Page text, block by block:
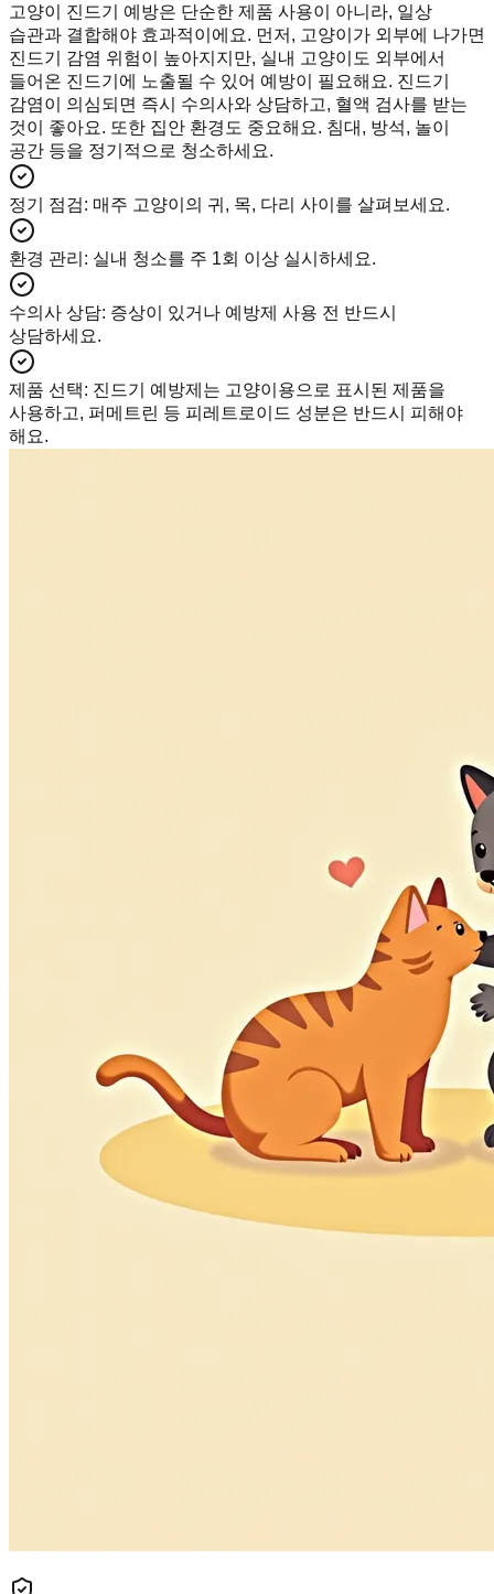
고양이 진드기 예방은 단순한 제품 사용이 아니라, 일상
습관과 결합해야 효과적이에요. 먼저, 고양이가 외부에 나가면
진드기 감염 위험이 높아지지만, 실내 고양이도 외부에서
들어온 진드기에 노출될 수 있어 예방이 필요해요. 진드기
감염이 의심되면 즉시 수의사와 상담하고, 혈액 검사를 받는
것이 좋아요. 또한 집안 환경도 중요해요. 침대, 방석, 놀이
공간 등을 정기적으로 청소하세요.
정기 점검: 매주 고양이의 귀, 목, 다리 사이를 살펴보세요.
환경 관리 : 실내 청소를 주 1회 이상 실시하세요.
수의사 상담: 증상이 있거나 예방제 사용 전 반드시
상담하세요.
제품 선택: 진드기 예방제는 고양이용으로 표시된 제품을
사용하고, 퍼메트린 등 피레트로이드 성분은 반드시 피해야
해요.